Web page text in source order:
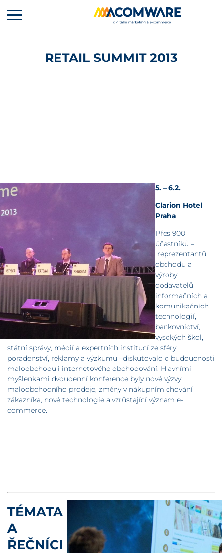
RETAIL SUMMIT 2013
5. – 6.2.
Clarion Hotel
Praha
Přes 900
účastníků –
reprezentantů
obchodu a
výroby,
dodavatelů
informačních a
komunikačních
technologií,
bankovnictví,
vysokých škol,
státní správy, médií a expertních institucí ze sféry
poradenství, reklamy a výzkumu –diskutovalo o budoucnosti
maloobchodu i internetového obchodování. Hlavními
myšlenkami dvoudenní konference byly nové výzvy
maloobchodního prodeje, změny v nákupním chování
zákazníka, nové technologie a vzrůstající význam e-
commerce.
TÉMATA
A
ŘEČNÍCI